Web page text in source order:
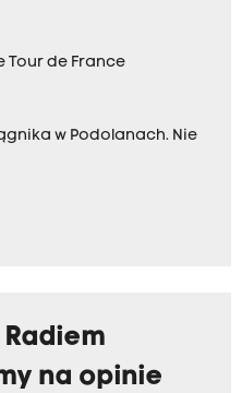
Tour de France
w Podolanach. Nie
na opinie